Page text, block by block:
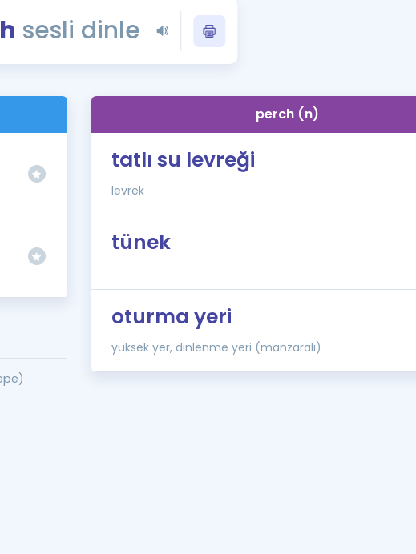
YDS - YÖKDİL Tüm Sınavlarla İlgili Haberler
İngilizce Gramer
sesli dinle
perch (n)
tatlı su levreği
levrek
tünek
oturma yeri
yüksek yer, dinlenme yeri (manzaralı)